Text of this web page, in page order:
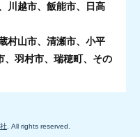
川越市、飯能市、日高
村山市、清瀬市、小平
、羽村市、瑞穂町、その
. All rights reserved.